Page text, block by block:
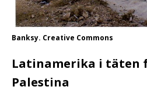
Banksy. Creative Commons
Latinamerika i täten
Palestina